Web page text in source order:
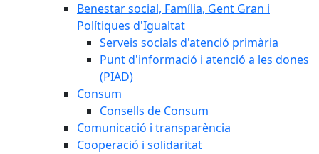
Benestar social, Família, Gent Gran i
Polítiques d'Igualtat
Serveis socials d'atenció primària
Punt d'informació i atenció a les dones
(PIAD)
Consum
Consells de Consum
Comunicació i transparència
Cooperació i solidaritat